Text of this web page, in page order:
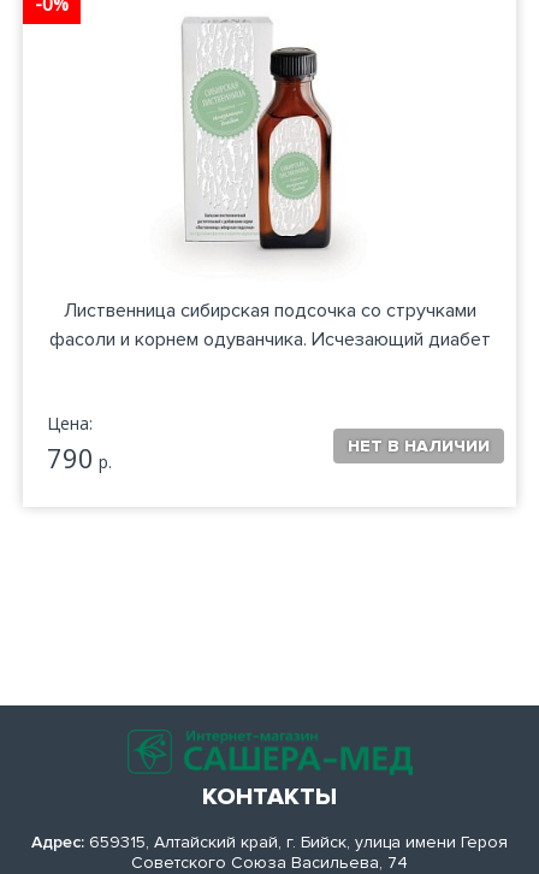
Лиственница сибирская подсочка со стручками
фасоли и корнем одуванчика. Исчезающий диабет
Цена:
790 р.
КОНТАКТЫ
Адрес: 659315, Алтайский край, г. Бийск, улица имени Героя
Советского Союза Васильева, 74